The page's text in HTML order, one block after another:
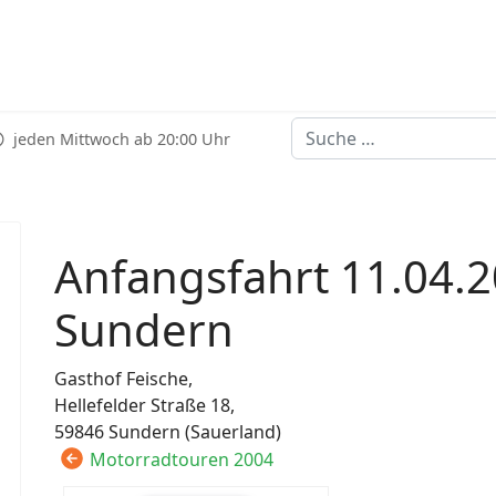
jeden Mittwoch ab 20:00 Uhr Suchen
Anfangsfahrt
Sundern
Gasthof Feische,
Hellefelder Straße 18,
59846 Sundern (Sauerland)
Motorradtouren 2004